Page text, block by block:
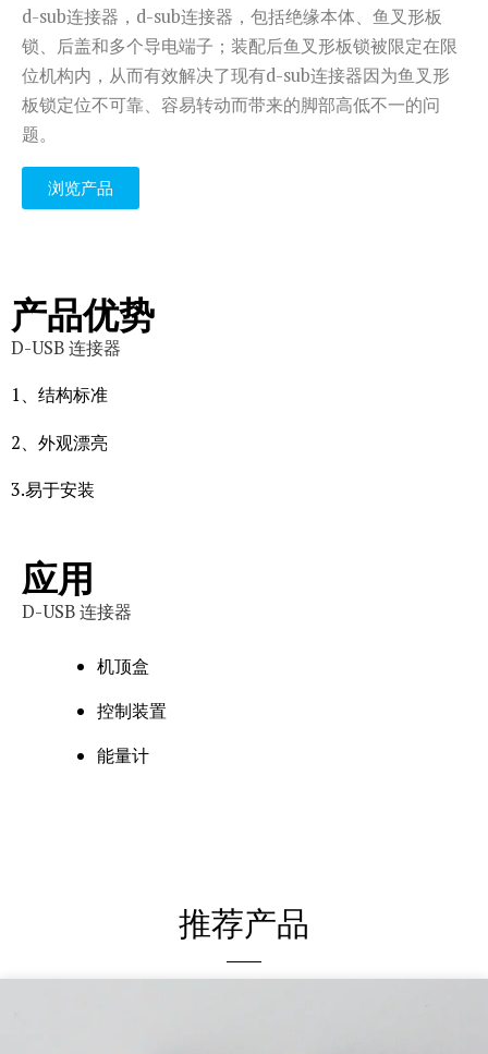
d-sub连接器，d-sub连接器，包括绝缘本体、鱼叉形板
锁、后盖和多个导电端子；装配后鱼叉形板锁被限定在限
位机构内，从而有效解决了现有d-sub连接器因为鱼叉形
板锁定位不可靠、容易转动而带来的脚部高低不一的问
题。
浏览产品
产品优势
D-USB 连接器
1、结构标准
2、外观漂亮
3.易于安装
应用
D-USB 连接器
机顶盒
控制装置
能量计
推荐产品